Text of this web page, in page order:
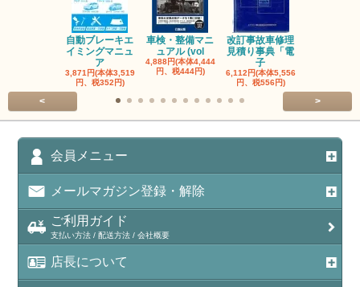
自動ブレーキエ
イミングマニュ
ア
3,871円(本体3,519
円、税352円)
車検・整備マニ
ュアル (vol
4,888円(本体4,444
円、税444円)
改訂事故車修理
見積り事典「電
子
6,112円(本体5,556
円、税556円)
< >
会員メニュー
メールマガジン登録・解除
ご利用ガイド
支払い方法 / 配送方法 / 会社概要
店長について